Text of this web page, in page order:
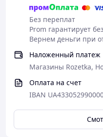
Без переплат
Prom гарантирует
Вернем деньги при
Наложенный платеж
Магазины Rozetka,
Оплата на счет
IBAN